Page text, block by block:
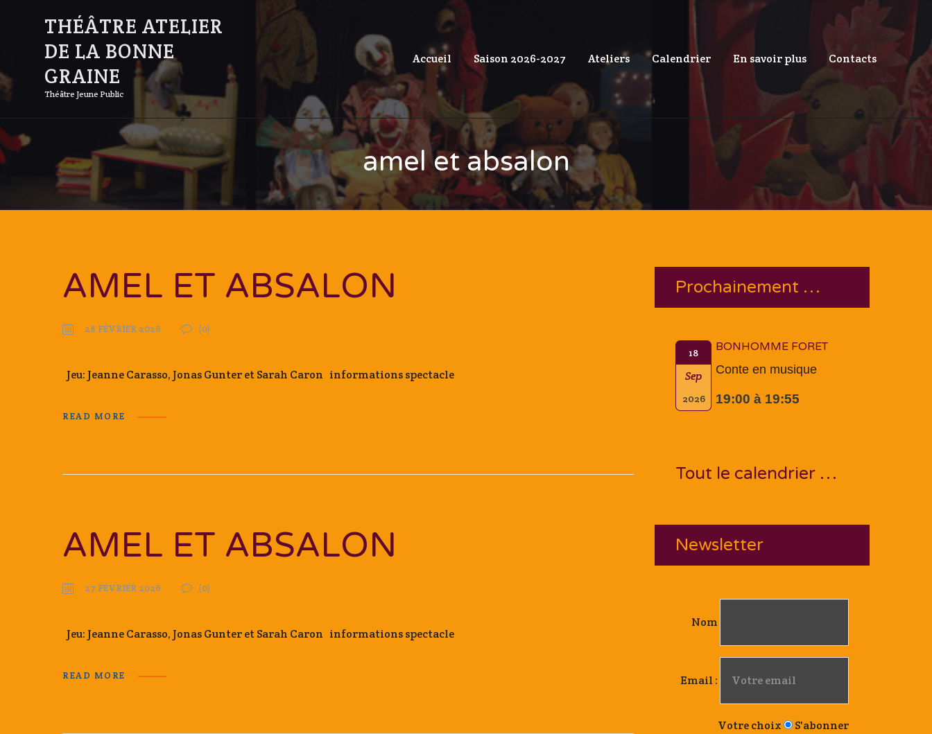
THÉÂTRE ATELIER
DE LA BONNE
GRAINE
Théâtre Jeune Public
Accueil Saison 2026-2027 Ateliers Calendrier En savoir plus Contacts
amel et absalon
AMEL ET ABSALON
28 FÉVRIER 2026 (0)
Jeu: Jeanne Carasso, Jonas Gunter et Sarah Caron informations spectacle
READ MORE
AMEL ET ABSALON
27 FÉVRIER 2026 (0)
Jeu: Jeanne Carasso, Jonas Gunter et Sarah Caron informations spectacle
READ MORE
Prochainement …
18
Sep
2026
BONHOMME FORET
Conte en musique
19:00 à 19:55
Tout le calendrier …
Newsletter
Nom
Email :
Votre choix
S'abonner